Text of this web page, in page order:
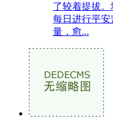
了较着提拔。
每日进行平
量，愈...